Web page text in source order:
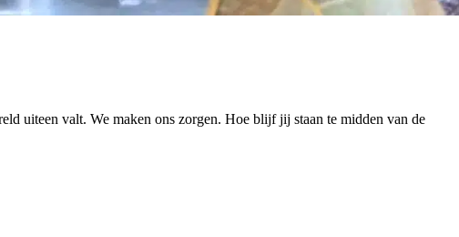
uiteen valt. We maken ons zorgen. Hoe blijf jij staan te midden van de